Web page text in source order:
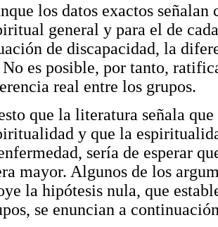
los datos exactos
general y para el de
de discapacidad, la
es posible, por tanto,
real entre los grupos.
que la literatura señala
y que la
sería de esperar
mayor. Algunos de los
la hipótesis nula, que
se enuncian a